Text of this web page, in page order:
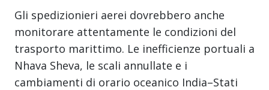
Gli spedizionieri aerei dovrebbero anche
monitorare attentamente le condizioni del
trasporto marittimo. Le inefficienze portuali a
Nhava Sheva, le scali annullate e i
cambiamenti di orario oceanico India–Stati